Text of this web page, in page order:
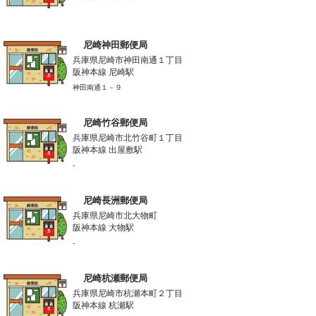
尼崎神田郵便局
兵庫県尼崎市神田南通１丁目
阪神本線 尼崎駅
神田南通１－９
尼崎竹谷郵便局
兵庫県尼崎市北竹谷町１丁目
阪神本線 出屋敷駅
-
尼崎長洲郵便局
兵庫県尼崎市北大物町
阪神本線 大物駅
-
尼崎杭瀬郵便局
兵庫県尼崎市杭瀬本町２丁目
阪神本線 杭瀬駅